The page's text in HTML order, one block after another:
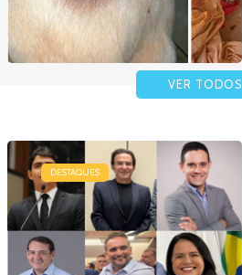
VER TODOS
DESTAQUES